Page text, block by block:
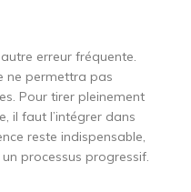
erreur fréquente.
ne permettra pas
Pour tirer pleinement
il faut l’intégrer dans
reste indispensable,
processus progressif.